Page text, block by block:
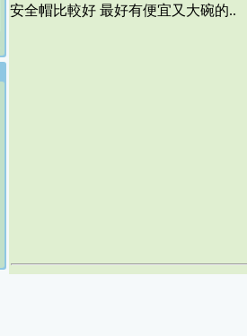
安全帽比較好 最好有便宜又大碗的..